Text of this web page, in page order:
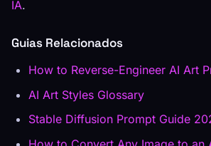
IA.
Guias Relacionados
How to Reverse-Engineer AI Art
AI Art Styles Glossary
Stable Diffusion Prompt Guide